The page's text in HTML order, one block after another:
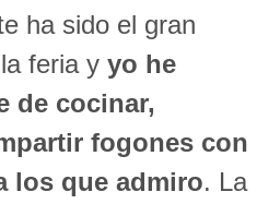
ha sido el gran
feria yyo he
de cocinar,
fogones con
los que admiro. La